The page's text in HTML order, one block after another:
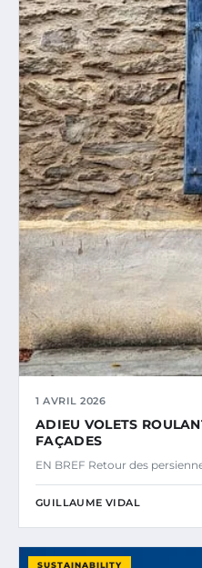
1 AVRIL 2026
ADIEU VOLETS
FAÇADES
EN BREF Retour des
GUILLAUME VIDAL
SUSTAINABILITY